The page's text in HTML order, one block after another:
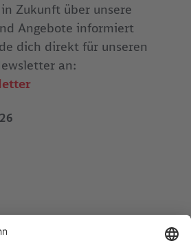
Zukunft über unsere
Angebote informiert
dich direkt für unseren
an: